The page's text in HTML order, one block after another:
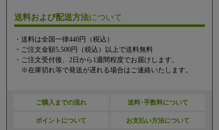
送料および配送方法について
・送料は全国一律440円（税込）
・ご注文金額5,500円（税込）以上で送料無料
・ご注文受付後、2日から1週間程度でお届けします。
※在庫切れ等で発送が遅れる場合はご連絡いたします。
ご購入までの流れ 送料･手数料について
ポイントについて お支払い方法について